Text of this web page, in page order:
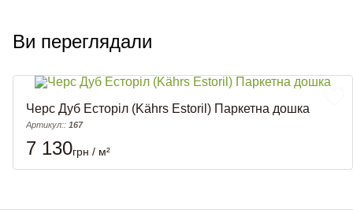
Ви переглядали
Черс Дуб Есторіл (Kährs Estoril) Паркетна дошка
Артикул:: 167
7 130грн / м²